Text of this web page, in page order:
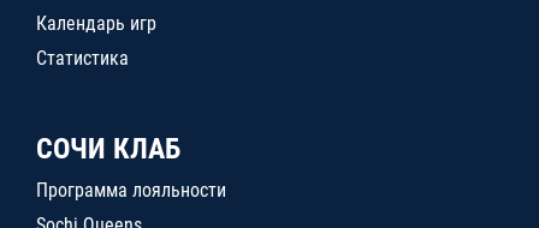
Календарь игр
Статистика
СОЧИ КЛАБ
Программа лояльности